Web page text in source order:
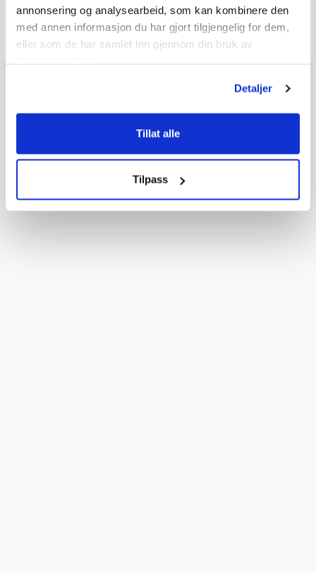
annonsering og analysearbeid, som kan kombinere den
med annen informasjon du har gjort tilgjengelig for dem,
eller som de har samlet inn gjennom din bruk av
Detaljer
Tillat alle
Tilpass